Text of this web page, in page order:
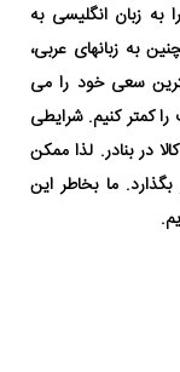
به زبان انگلیسی به
به زبانهای عربی،
سعی خود را می
را کمتر کنیم. شرایطی
در بنادر. لذا ممکن
ما بخاطر این